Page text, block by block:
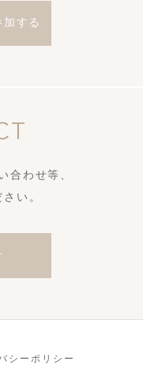
する
合わせ等、
い。
シーポリシー